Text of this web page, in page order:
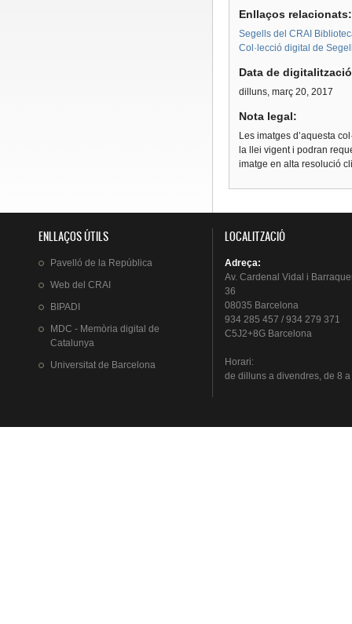
Enllaços
Segells del CRAI
Col·lecció digital de
Data de
dilluns, març 20, 2017
Nota legal:
Les imatges d’aquesta
la llei vigent i podran
imatge en alta resolució
ENLLAÇOS ÚTILS
Pavelló de la República
Web del CRAI
BIPADI
MDC - Memòria digital de
Catalunya
Universitat de Barcelona
LOCALITZACIÓ
Adreça:
Av. Cardenal Vidal i
36
08035 Barcelona
934 285 457 / 934 279 371
C5J2+8G Barcelona
Horari:
de dillunsa divendres, de 8